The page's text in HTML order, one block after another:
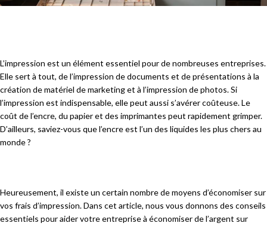
L’impression est un élément essentiel pour de nombreuses entreprises.
Elle sert à tout, de l’impression de documents et de présentations à la
création de matériel de marketing et à l’impression de photos. Si
l’impression est indispensable, elle peut aussi s’avérer coûteuse. Le
coût de l’encre, du papier et des imprimantes peut rapidement grimper.
D’ailleurs, saviez-vous que l’encre est l’un des liquides les plus chers au
monde ?
Heureusement, il existe un certain nombre de moyens d’économiser sur
vos frais d’impression. Dans cet article, nous vous donnons des conseils
essentiels pour aider votre entreprise à économiser de l’argent sur